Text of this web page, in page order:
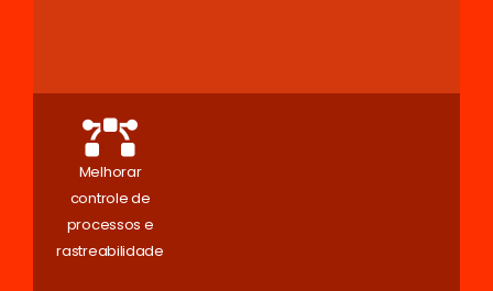
Melhorar
controle de
processos e
rastreabilidade